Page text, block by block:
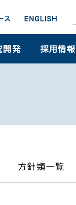
開発 採用情報
方針類一覧